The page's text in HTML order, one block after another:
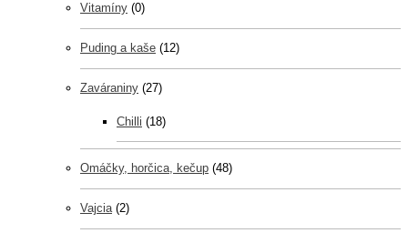
Vitamíny (0)
Puding a kaše (12)
Zaváraniny (27)
Chilli (18)
Omáčky, horčica, kečup (48)
Vajcia (2)